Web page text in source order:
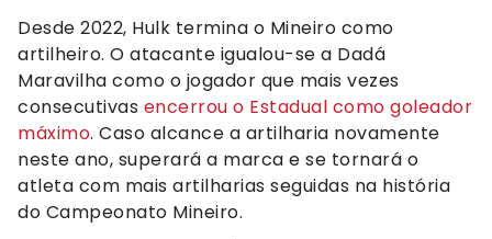
Desde 2022, Hulk termina o Mineiro como
artilheiro. O atacante igualou-se a Dadá
Maravilha como o jogador que mais vezes
consecutivas encerrou o Estadual como goleador
máximo. Caso alcance a artilharia novamente
neste ano, superará a marca e se tornará o
atleta com mais artilharias seguidas na história
do Campeonato Mineiro.